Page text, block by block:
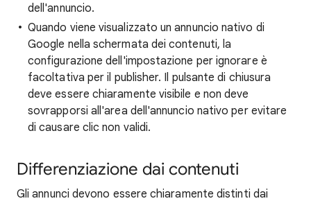
dell'annuncio.
Quando viene visualizzato un annuncio nativo di
Google nella schermata dei contenuti, la
configurazione dell'impostazione per ignorare è
facoltativa per il publisher. Il pulsante di chiusura
deve essere chiaramente visibile e non deve
sovrapporsi all'area dell'annuncio nativo per evitare
di causare clic non validi.
Differenziazione dai contenuti
Gli annunci devono essere chiaramente distinti dai